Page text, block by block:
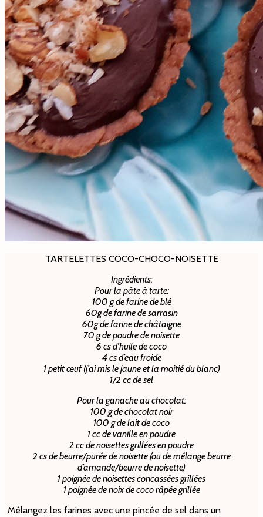
TARTELETTES COCO-CHOCO-NOISETTE
Ingrédients:
Pour la pâte à tarte:
100 g de farine de blé
60g de farine de sarrasin
60g de farine de châtaigne
70 g de poudre de noisette
6 cs d’huile de coco
4 cs d’eau froide
1 petit œuf (j’ai mis le jaune et la moitié du blanc)
1/2 cc de sel
Pour la ganache au chocolat:
100 g de chocolat noir
100 g de lait de coco
1 cc de vanille en poudre
2 cc de noisettes grillées en poudre
2 cs de beurre/purée de noisette (ou de mélange beurre
d’amande/beurre de noisette)
1 poignée de noisettes concassées grillées
1 poignée de noix de coco râpée grillée
Mélangez les farines avec une pincée de sel dans un